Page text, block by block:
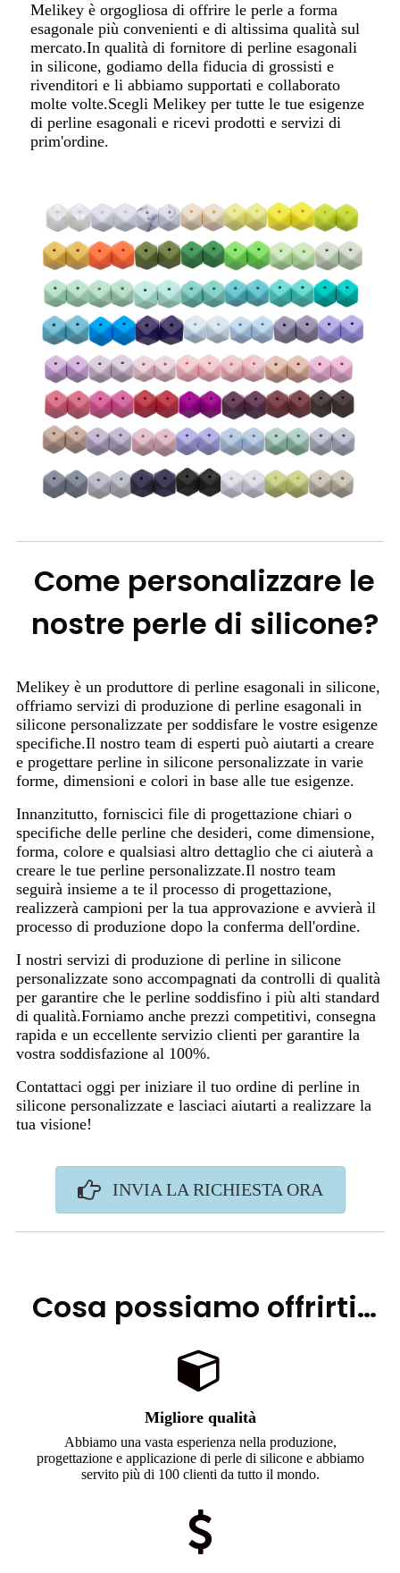
Melikey è orgogliosa di offrire le perle a forma
esagonale più convenienti e di altissima qualità sul
mercato.In qualità di fornitore di perline esagonali
in silicone, godiamo della fiducia di grossisti e
rivenditori e li abbiamo supportati e collaborato
molte volte.Scegli Melikey per tutte le tue esigenze
di perline esagonali e ricevi prodotti e servizi di
prim'ordine.
Come personalizzare le
nostre perle di silicone?
Melikey è un produttore di perline esagonali in silicone,
offriamo servizi di produzione di perline esagonali in
silicone personalizzate per soddisfare le vostre esigenze
specifiche.Il nostro team di esperti può aiutarti a creare
e progettare perline in silicone personalizzate in varie
forme, dimensioni e colori in base alle tue esigenze.
Innanzitutto, forniscici file di progettazione chiari o
specifiche delle perline che desideri, come dimensione,
forma, colore e qualsiasi altro dettaglio che ci aiuterà a
creare le tue perline personalizzate.Il nostro team
seguirà insieme a te il processo di progettazione,
realizzerà campioni per la tua approvazione e avvierà il
processo di produzione dopo la conferma dell'ordine.
I nostri servizi di produzione di perline in silicone
personalizzate sono accompagnati da controlli di qualità
per garantire che le perline soddisfino i più alti standard
di qualità.Forniamo anche prezzi competitivi, consegna
rapida e un eccellente servizio clienti per garantire la
vostra soddisfazione al 100%.
Contattaci oggi per iniziare il tuo ordine di perline in
silicone personalizzate e lasciaci aiutarti a realizzare la
tua visione!
INVIA LA RICHIESTA ORA
Cosa possiamo offrirti…
Migliore qualità
Abbiamo una vasta esperienza nella produzione,
progettazione e applicazione di perle di silicone e abbiamo
servito più di 100 clienti da tutto il mondo.